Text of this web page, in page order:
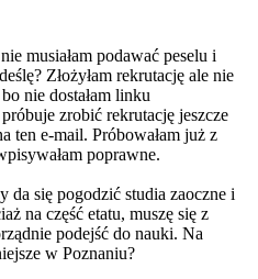
musiałam podawać peselu i
Złożyłam rekrutację ale nie
nie dostałam linku
zrobić rekrutację jeszcze
ten e-mail. Próbowałam już z
poprawne.
da się pogodzić studia zaoczne i
na część etatu, muszę się z
podejść do nauki. Na
w Poznaniu?